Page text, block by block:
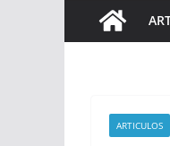
ARTICULOS